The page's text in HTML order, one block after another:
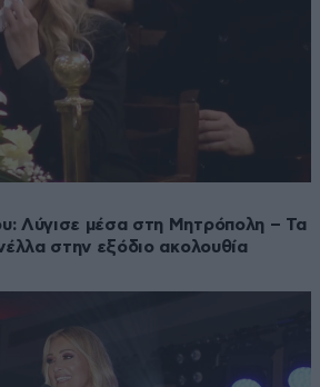
Λύγισε μέσα στη Μητρόπολη – Τα
στην εξόδιο ακολουθία